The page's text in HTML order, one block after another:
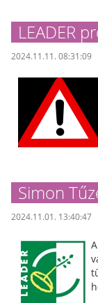
LEADER
2024.11.11. 08:31:09
Simon
2024.11.01. 13:40:47